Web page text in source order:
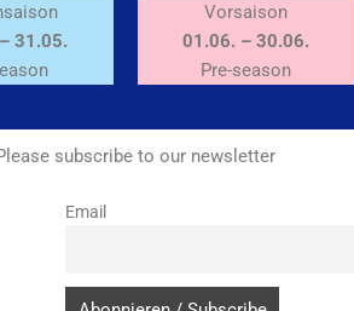
31.05.
Vorsaison
01.06. – 30.06.
Pre-season
subscribe to our newsletter
Email